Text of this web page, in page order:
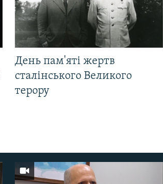
День пам'яті жертв
сталінського Великого
терору